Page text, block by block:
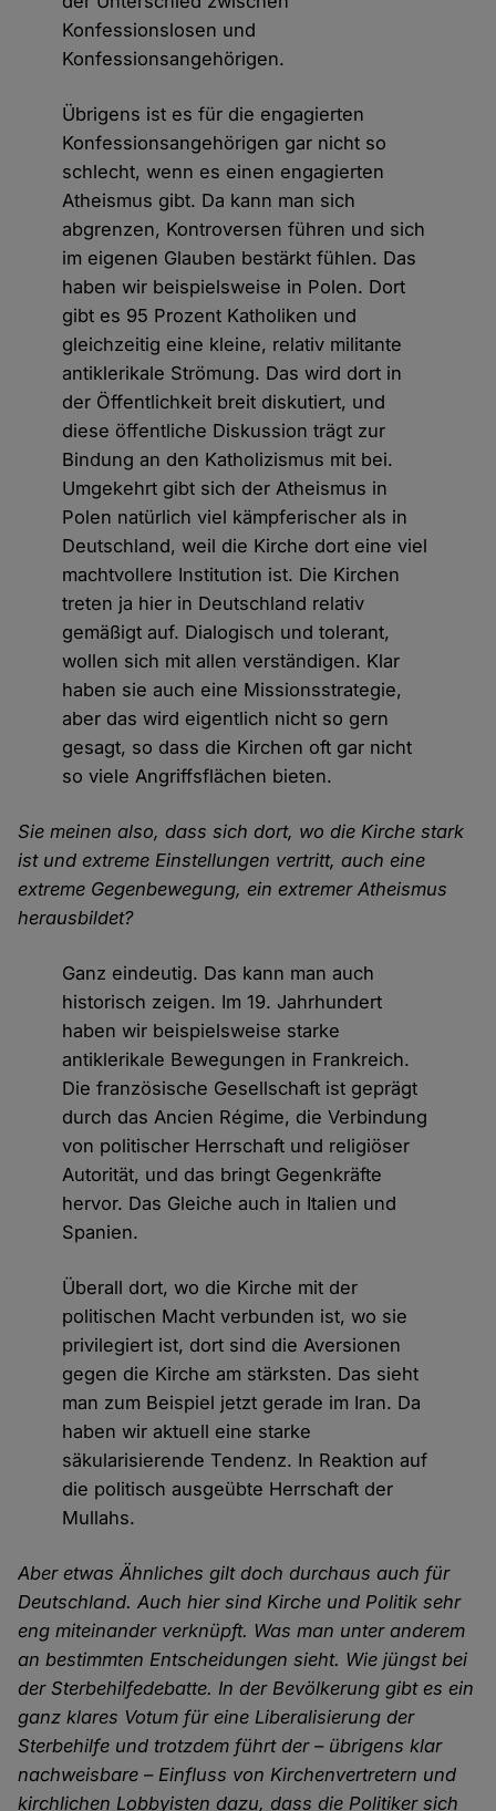
Konfessionslosen und
Konfessionsangehörigen.
Übrigens ist es für die engagierten
Konfessionsangehörigen gar nicht so
schlecht, wenn es einen engagierten
Atheismus gibt. Da kann man sich
abgrenzen, Kontroversen führen und sich
im eigenen Glauben bestärkt fühlen. Das
haben wir beispielsweise in Polen. Dort
gibt es 95 Prozent Katholiken und
gleichzeitig eine kleine, relativ militante
antiklerikale Strömung. Das wird dort in
der Öffentlichkeit breit diskutiert, und
diese öffentliche Diskussion trägt zur
Bindung an den Katholizismus mit bei.
Umgekehrt gibt sich der Atheismus in
Polen natürlich viel kämpferischer als in
Deutschland, weil die Kirche dort eine viel
machtvollere Institution ist. Die Kirchen
treten ja hier in Deutschland relativ
gemäßigt auf. Dialogisch und tolerant,
wollen sich mit allen verständigen. Klar
haben sie auch eine Missionsstrategie,
aber das wird eigentlich nicht so gern
gesagt, so dass die Kirchen oft gar nicht
so viele Angriffsflächen bieten.
Sie meinen also, dass sich dort, wo die Kirche stark
ist und extreme Einstellungen vertritt, auch eine
extreme Gegenbewegung, ein extremer Atheismus
herausbildet?
Ganz eindeutig. Das kann man auch
historisch zeigen. Im 19. Jahrhundert
haben wir beispielsweise starke
antiklerikale Bewegungen in Frankreich.
Die französische Gesellschaft ist geprägt
durch das Ancien Régime, die Verbindung
von politischer Herrschaft und religiöser
Autorität, und das bringt Gegenkräfte
hervor. Das Gleiche auch in Italien und
Spanien.
Überall dort, wo die Kirche mit der
politischen Macht verbunden ist, wo sie
privilegiert ist, dort sind die Aversionen
gegen die Kirche am stärksten. Das sieht
man zum Beispiel jetzt gerade im Iran. Da
haben wir aktuell eine starke
säkularisierende Tendenz. In Reaktion auf
die politisch ausgeübte Herrschaft der
Mullahs.
Aber etwas Ähnliches gilt doch durchaus auch für
Deutschland. Auch hier sind Kirche und Politik sehr
eng miteinander verknüpft. Was man unter anderem
an bestimmten Entscheidungen sieht. Wie jüngst bei
der Sterbehilfedebatte. In der Bevölkerung gibt es ein
ganz klares Votum für eine Liberalisierung der
Sterbehilfe und trotzdem führt der – übrigens klar
nachweisbare – Einfluss von Kirchenvertretern und
kirchlichen Lobbyisten dazu, dass die Politiker sich